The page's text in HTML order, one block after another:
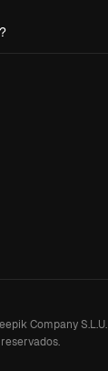
Company S.L.U.
reservados.